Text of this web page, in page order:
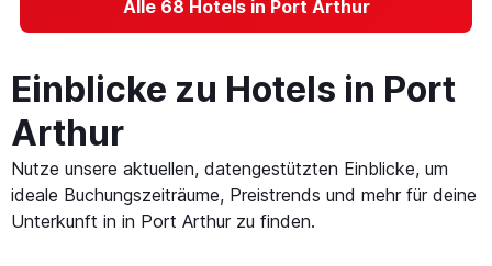
Alle 68 Hotels in Port Arthur
Einblicke zu Hotels in Port
Arthur
Nutze unsere aktuellen, datengestützten Einblicke, um
ideale Buchungszeiträume, Preistrends und mehr für deine
Unterkunft in in Port Arthur zu finden.